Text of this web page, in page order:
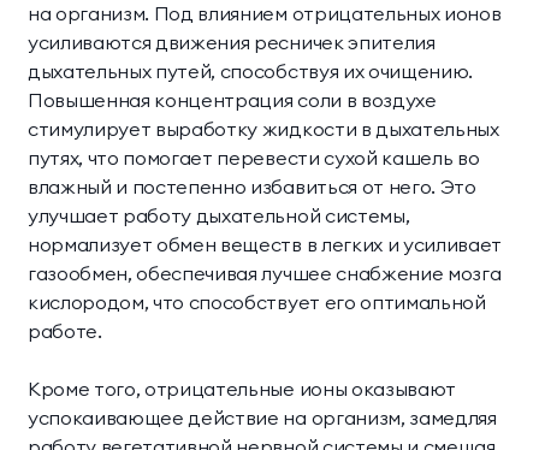
на организм. Под влиянием отрицательных ионов
усиливаются движения ресничек эпителия
дыхательных путей, способствуя их очищению.
Повышенная концентрация соли в воздухе
стимулирует выработку жидкости в дыхательных
путях, что помогает перевести сухой кашель во
влажный и постепенно избавиться от него. Это
улучшает работу дыхательной системы,
нормализует обмен веществ в легких и усиливает
газообмен, обеспечивая лучшее снабжение мозга
кислородом, что способствует его оптимальной
работе.
Кроме того, отрицательные ионы оказывают
успокаивающее действие на организм, замедляя